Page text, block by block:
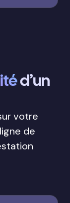
d’un
votre
de